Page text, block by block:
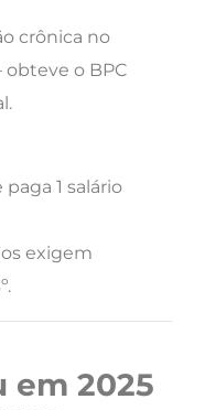
crônica no
o BPC
1 salário
exigem
em 2025